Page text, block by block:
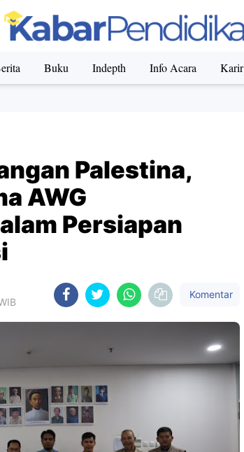
Buku Indepth Info Acara Karir
Palestina,
AWG
Persiapan
Komentar